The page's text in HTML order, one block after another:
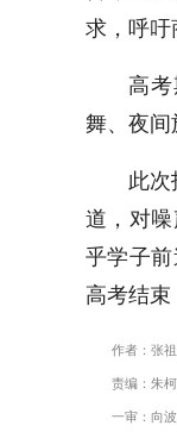
求，呼吁
高
舞、夜间
此次
道，对
乎学子
高考结束
作者：张
责编：朱
一审：向波